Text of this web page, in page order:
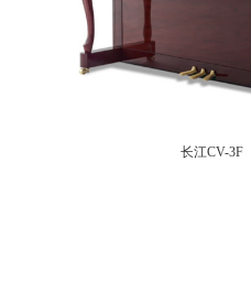
长江CV-3F